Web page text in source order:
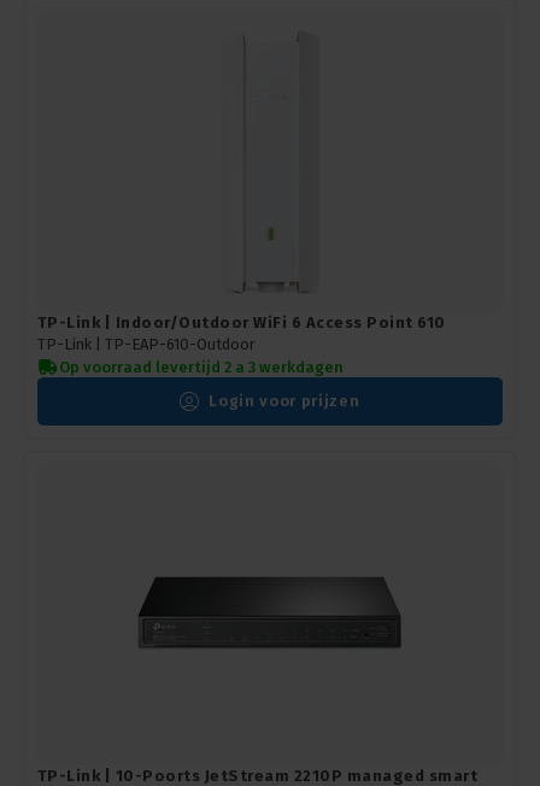
TP-Link | Indoor/Outdoor WiFi 6 Access Point 610
TP-Link | TP-EAP-610-Outdoor
Op voorraad levertijd 2 a 3 werkdagen
Login voor prijzen
TP-Link | 10-Poorts JetStream 2210P managed smart